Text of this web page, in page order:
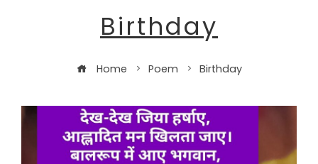
Birthday
Home Poem Birthday